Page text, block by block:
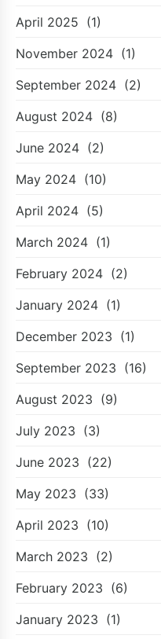
April 2025 (1)
November 2024 (1)
September 2024 (2)
August 2024 (8)
June 2024 (2)
May 2024 (10)
April 2024 (5)
March 2024 (1)
February 2024 (2)
January 2024 (1)
December 2023 (1)
September 2023 (16)
August 2023 (9)
July 2023 (3)
June 2023 (22)
May 2023 (33)
April 2023 (10)
March 2023 (2)
February 2023 (6)
January 2023 (1)